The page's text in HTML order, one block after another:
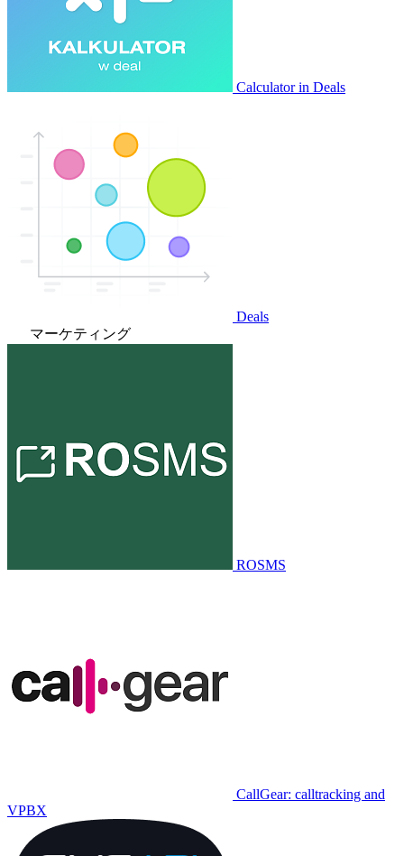
Calculator in Deals
Deals
マーケティング
ROSMS
CallGear: calltracking and
VPBX